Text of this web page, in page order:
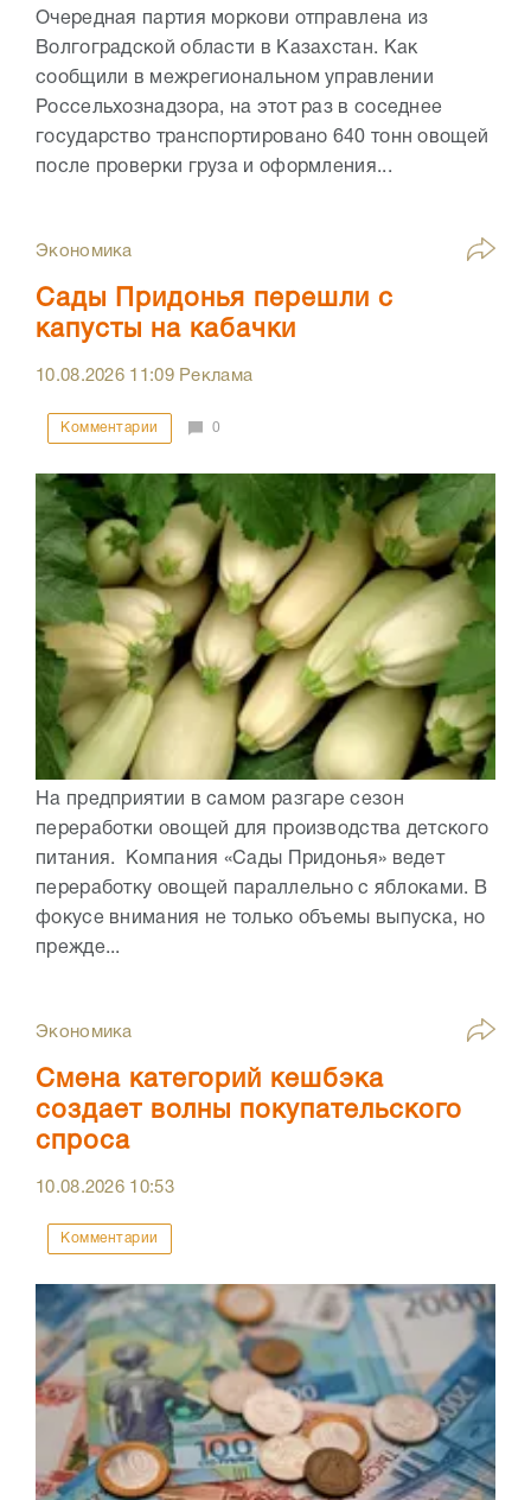
Очередная партия моркови отправлена из
Волгоградской области в Казахстан. Как
сообщили в межрегиональном управлении
Россельхознадзора, на этот раз в соседнее
государство транспортировано 640 тонн овощей
после проверки груза и оформления...
Экономика
Сады Придонья перешли с
капусты на кабачки
10.08.2026 11:09Реклама
Комментарии 0
На предприятии в самом разгаре сезон
переработки овощей для производства детского
питания. Компания «Сады Придонья» ведет
переработку овощей параллельно с яблоками. В
фокусе внимания не только объемы выпуска, но
прежде...
Экономика
Смена категорий кешбэка
создает волны покупательского
спроса
10.08.2026 10:53
Комментарии